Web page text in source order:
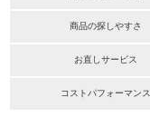
商品の探しやすさ
お直しサービス
コストパフォーマンス